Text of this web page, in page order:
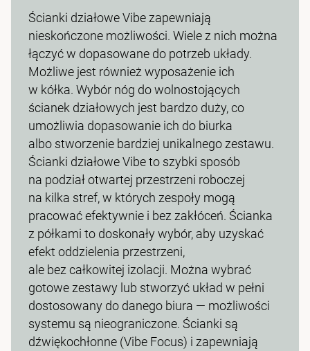
Ścianki działowe Vibe zapewniają
nieskończone możliwości. Wiele z nich można
łączyć w dopasowane do potrzeb układy.
Możliwe jest również wyposażenie ich
w kółka. Wybór nóg do wolnostojących
ścianek działowych jest bardzo duży, co
umożliwia dopasowanie ich do biurka
albo stworzenie bardziej unikalnego zestawu.
Ścianki działowe Vibe to szybki sposób
na podział otwartej przestrzeni roboczej
na kilka stref, w których zespoły mogą
pracować efektywnie i bez zakłóceń. Ścianka
z półkami to doskonały wybór, aby uzyskać
efekt oddzielenia przestrzeni,
ale bez całkowitej izolacji. Można wybrać
gotowe zestawy lub stworzyć układ w pełni
dostosowany do danego biura — możliwości
systemu są nieograniczone. Ścianki są
dźwiękochłonne (Vibe Focus) i zapewniają